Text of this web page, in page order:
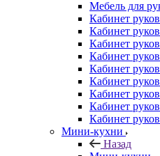
Мебель для
Кабинет
Кабинет
Кабинет
Кабинет
Кабинет
Кабинет
Кабинет
Кабинет
Кабинет
Мини-кухни
Назад